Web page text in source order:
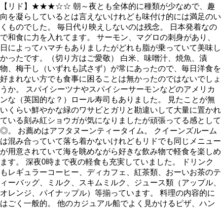
【リド】★★★☆☆ 朝～夜とも全体的に種類が少なめで、趣
向を凝らしているとは言えないけれども味付け的には満足のい
くものでした。 毎日代り映えしないのは残念。 日本発着なの
で和食に力を入れてます。 サーモン、マグロの刺身があり、
日によってハマチもありましたがどれも脂が乗っていて美味し
かったです。（切り方はご愛敬） 白米、味噌汁、焼魚、漬
物、梅干し（いずれも試さず）が常にあったので、毎日洋食を
好まれない方でも食事に困ることは無かったのではないでしょ
うか。 スパイシーツナやスパイシーサーモンなどのアメリカ
ンな（英国的な？）ロール寿司もありました。 見たことが無
いくらい鮮やかな緑のワサビとガリと勘違いして大量に置かれ
ている刻み紅ショウガが気になりましたが頑張ってる感として
◎。 お薦めはアフタヌーンティータイム。 クイーンズルーム
は混み合っていて落ち着かないけれどもリドでも同じメニュー
が用意されていて海を眺めながら好きな飲み物で軽食を楽しめ
ます。 深夜0時まで夜の軽食も充実していました。 ドリンク
もレギュラーコーヒー、ディカフェ、紅茶類、おーいお茶のテ
ィーバッグ、ミルク、スキムミルク、ジュース類（アップル、
オレンジ、パイナップル）等揃っています。 料理の内容的に
はごく一般的。 他のカジュアル船でよく見かけるピザ、ハン